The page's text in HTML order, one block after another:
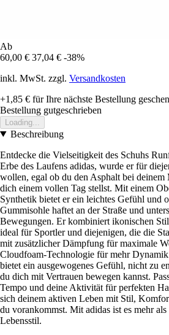
Ab
60,00 € 37,04 € -38%
inkl. MwSt. zzgl. Versandkosten
+1,85 € für Ihre nächste Bestellung
Bestellung gutgeschrieben
Loading...
Beschreibung
Entdecke die Vielseitigkeit des Schuhs
Erbe des Laufens adidas, wurde er für
wollen, egal ob du den Asphalt bei deinem
dich einem vollen Tag stellst. Mit einem
Synthetik bietet er ein leichtes Gefühl und
Gummisohle haftet an der Straße und
Bewegungen. Er kombiniert ikonischen
ideal für Sportler und diejenigen, die die
mit zusätzlicher Dämpfung für maximale
Cloudfoam-Technologie für mehr
bietet ein ausgewogenes Gefühl, nicht zu
du dich mit Vertrauen bewegen kannst.
Tempo und deine Aktivität für perfekten
sich deinem aktiven Leben mit Stil,
du vorankommst. Mit adidas ist es mehr
Lebensstil.